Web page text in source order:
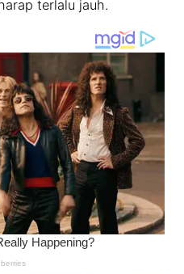
terlalu jauh.